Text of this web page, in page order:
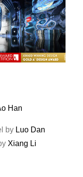
Han
by Luo Dan
Xiang Li